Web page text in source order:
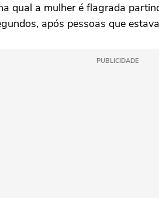
qual a mulher é flagrada
após pessoas que
PUBLICIDADE